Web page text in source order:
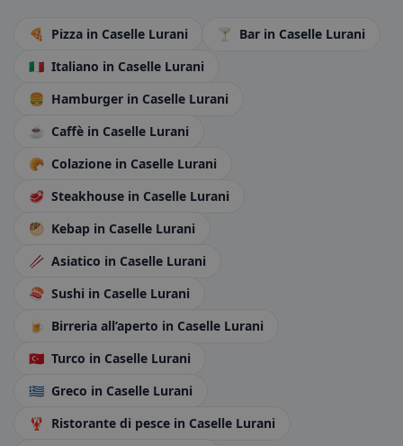
🍕 Pizza in Caselle Lurani 🍸 Bar in Caselle Lurani
🇮🇹 Italiano in Caselle Lurani
🍔 Hamburger in Caselle Lurani
☕ Caffè in Caselle Lurani
🥐 Colazione in Caselle Lurani
🥩 Steakhouse in Caselle Lurani
🥙 Kebap in Caselle Lurani
🥢 Asiatico in Caselle Lurani
🍣 Sushi in Caselle Lurani
🍺 Birreria all’aperto in Caselle Lurani
🇹🇷 Turco in Caselle Lurani
🇬🇷 Greco in Caselle Lurani
🦞 Ristorante di pesce in Caselle Lurani